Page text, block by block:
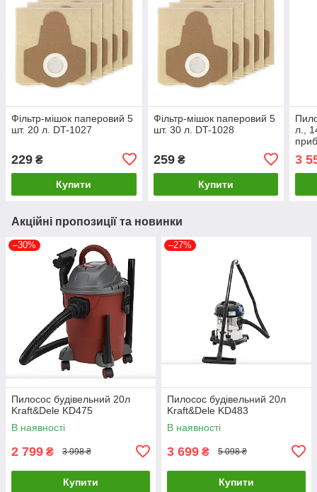
Фільтр-мішок паперовий 5
шт. 20 л. DT-1027
229 ₴
Купити
Фільтр-мішок паперовий 5
шт. 30 л. DT-1028
259₴
Купити
л.,
3
Акційні пропозиції та новинки
–30%
Пилосос будівельний 20л
Kraft&Dele KD475
В наявності
2 799 ₴ 3 998 ₴
Купити
–27%
Пилосос будівельний 20л
Kraft&Dele KD483
В наявності
3 699 ₴ 5 098 ₴
Купити